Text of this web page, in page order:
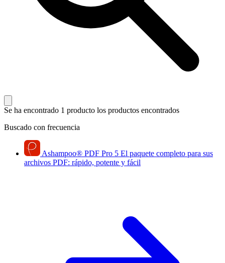
Se ha encontrado 1 producto los productos encontrados
Buscado con frecuencia
Ashampoo® PDF Pro 5 El paquete completo para sus
archivos PDF: rápido, potente y fácil